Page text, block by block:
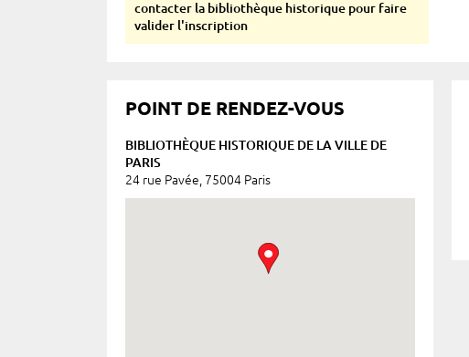
contacter la bibliothèque historique pour faire
valider l'inscription
POINT DE RENDEZ-VOUS
BIBLIOTHÈQUE HISTORIQUE DE LA VILLE DE
PARIS
24 rue Pavée, 75004 Paris